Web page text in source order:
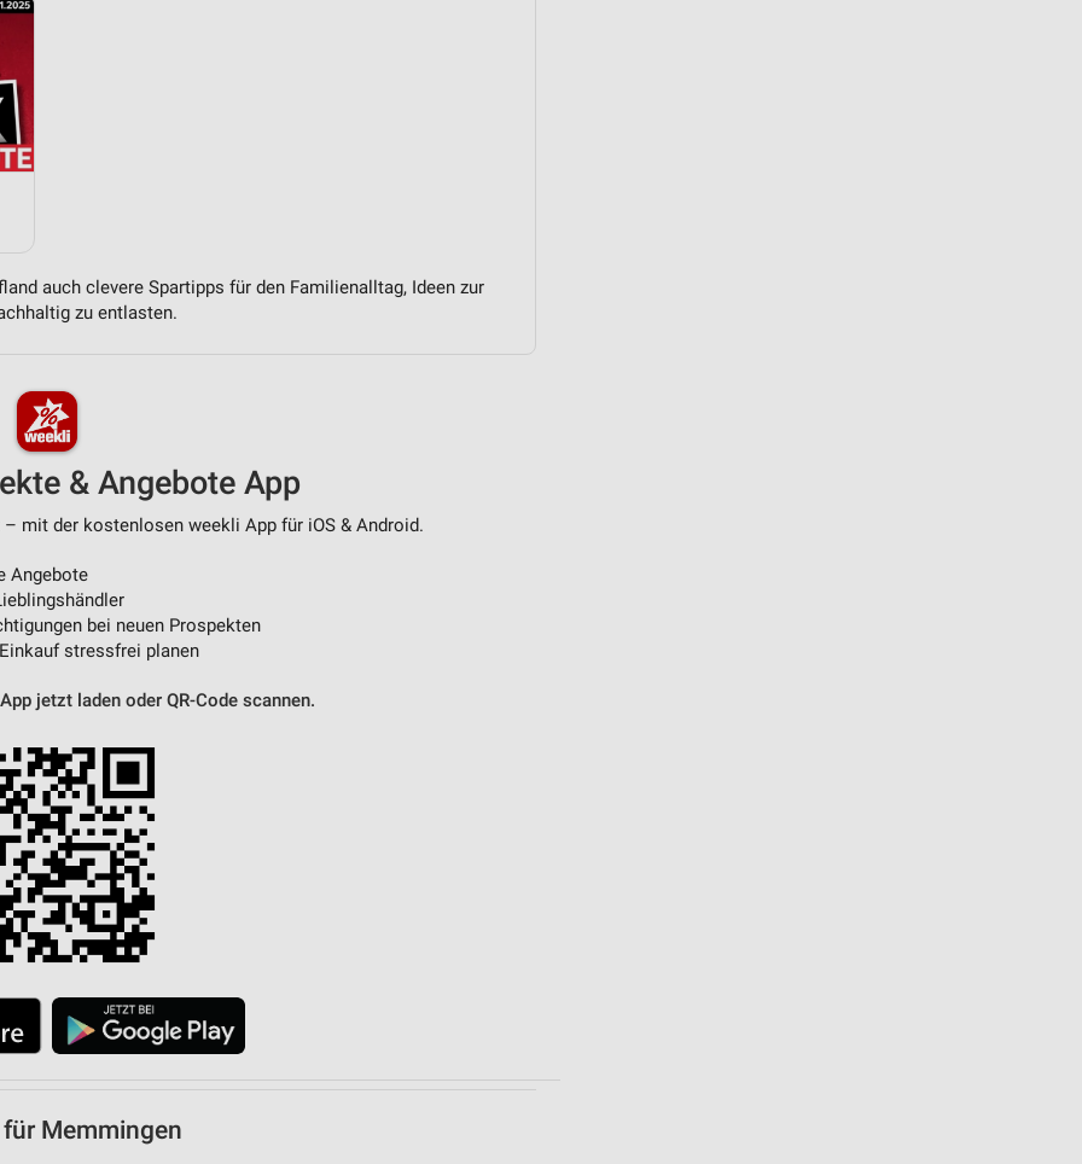
auch clevere Spartipps für den Familienalltag, Ideen zur
zu entlasten.
& Angebote App
mit der kostenlosen weekli App für iOS & Android.
Angebote
bei neuen Prospekten
stressfrei planen
jetzt laden oder QR-Code scannen.
Memmingen
Daten aus verschiedenen